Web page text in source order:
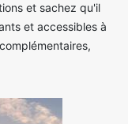
et sachez qu'il
et accessibles à